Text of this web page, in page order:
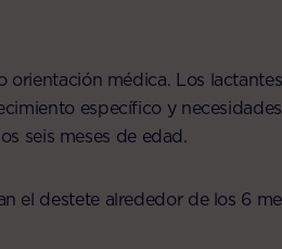
médica. Los
específico y
seis meses de edad.
el destete alrededor de los 6